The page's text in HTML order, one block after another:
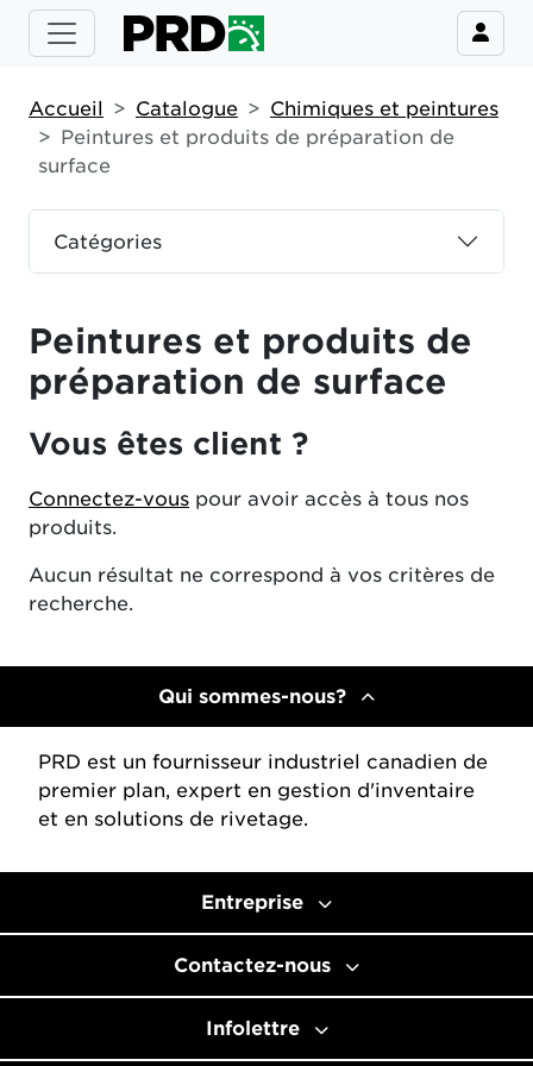
Catégories
Accueil Catalogue
Chimiques et peintures
Peintures et produits de préparation de
surface
Peintures et produits de
préparation de surface
Vous êtes client ?
Connectez-vous pour avoir accès à tous nos
produits.
Aucun résultat ne correspond à vos critères de
recherche.
Qui sommes-nous?
PRD est un fournisseur industriel canadien de
premier plan, expert en gestion d'inventaire
et en solutions de rivetage.
Entreprise
Contactez-nous
Infolettre